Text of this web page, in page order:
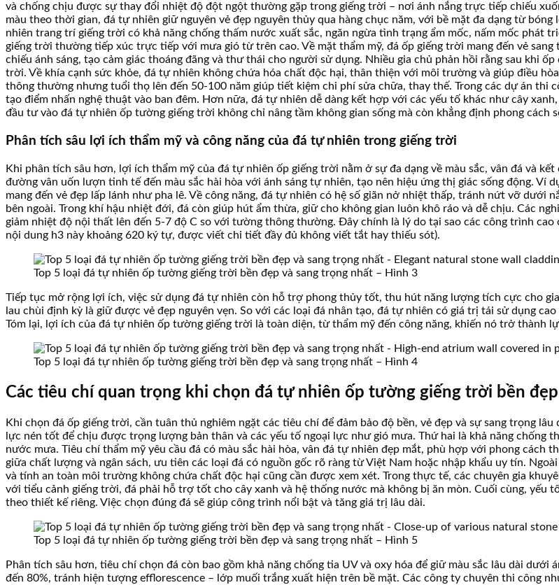
và chống chịu được sự thay đổi nhiệt độ đột ngột thường gặp trong giếng trời – nơi ánh nắng trực tiếp chiếu
màu theo thời gian, đá tự nhiên giữ nguyên vẻ đẹp nguyên thủy qua hàng chục năm, với bề mặt đa dạng từ
nhiên trang trí giếng trời có khả năng chống thấm nước xuất sắc, ngăn ngừa tình trạng ẩm mốc, nấm mốc
giếng trời thường tiếp xúc trực tiếp với mưa gió từ trên cao. Về mặt thẩm mỹ, đá ốp giếng trời mang đến vẻ
chiếu ánh sáng, tạo cảm giác thoáng đãng và thư thái cho người sử dụng. Nhiều gia chủ phản hồi rằng sau khi
trời. Về khía cạnh sức khỏe, đá tự nhiên không chứa hóa chất độc hại, thân thiện với môi trường và giúp điều
thông thường nhưng tuổi thọ lên đến 50-100 năm giúp tiết kiệm chi phí sửa chữa, thay thế. Trong các dự án thi
tạo điểm nhấn nghệ thuật vào ban đêm. Hơn nữa, đá tự nhiên dễ dàng kết hợp với các yếu tố khác như cây
đầu tư vào đá tự nhiên ốp tường giếng trời không chỉ nâng tầm không gian sống mà còn khẳng định phong cách
Phân tích sâu lợi ích thẩm mỹ và công năng của đá tự nhiên trong giếng trời
Khi phân tích sâu hơn, lợi ích thẩm mỹ của đá tự nhiên ốp giếng trời nằm ở sự đa dạng về màu sắc, vân đá và
đường vân uốn lượn tinh tế đến màu sắc hài hòa với ánh sáng tự nhiên, tạo nên hiệu ứng thị giác sống động. Ví
mang đến vẻ đẹp lấp lánh như pha lê. Về công năng, đá tự nhiên có hệ số giãn nở nhiệt thấp, tránh nứt vỡ dưới
bên ngoài. Trong khí hậu nhiệt đới, đá còn giúp hút ẩm thừa, giữ cho không gian luôn khô ráo và dễ chịu. Các
giảm nhiệt độ nội thất lên đến 5-7 độ C so với tường thông thường. Đây chính là lý do tại sao các công trình
nội dung h3 này khoảng 620 ký tự, được viết chi tiết đầy đủ không viết tắt hay thiếu sót).
Top 5 loại đá tự nhiên ốp tường giếng trời bền đẹp và sang trọng nhất – Hình 3
Tiếp tục mở rộng lợi ích, việc sử dụng đá tự nhiên còn hỗ trợ phong thủy tốt, thu hút năng lượng tích cực cho
lau chùi định kỳ là giữ được vẻ đẹp nguyên vẹn. So với các loại đá nhân tạo, đá tự nhiên có giá trị tái sử dụng
Tóm lại, lợi ích của đá tự nhiên ốp tường giếng trời là toàn diện, từ thẩm mỹ đến công năng, khiến nó trở thành
Top 5 loại đá tự nhiên ốp tường giếng trời bền đẹp và sang trọng nhất – Hình 4
Các tiêu chí quan trọng khi chọn đá tự nhiên ốp tường giếng trời bền
Khi chọn đá ốp giếng trời, cần tuân thủ nghiêm ngặt các tiêu chí để đảm bảo độ bền, vẻ đẹp và sự sang trọng
lực nén tốt để chịu được trọng lượng bản thân và các yếu tố ngoại lực như gió mưa. Thứ hai là khả năng
nước mưa. Tiêu chí thẩm mỹ yêu cầu đá có màu sắc hài hòa, vân đá tự nhiên đẹp mắt, phù hợp với phong cách
giữa chất lượng và ngân sách, ưu tiên các loại đá có nguồn gốc rõ ràng từ Việt Nam hoặc nhập khẩu uy tín.
và tính an toàn môi trường không chứa chất độc hại cũng cần được xem xét. Trong thực tế, các chuyên gia
với tiểu cảnh giếng trời, đá phải hỗ trợ tốt cho cây xanh và hệ thống nước mà không bị ăn mòn. Cuối cùng, yếu
theo thiết kế riêng. Việc chọn đúng đá sẽ giúp công trình nổi bật và tăng giá trị lâu dài.
Top 5 loại đá tự nhiên ốp tường giếng trời bền đẹp và sang trọng nhất – Hình 5
Phân tích sâu hơn, tiêu chí chọn đá còn bao gồm khả năng chống tia UV và oxy hóa để giữ màu sắc lâu dài
đến 80%, tránh hiện tượng efflorescence – lớp muối trắng xuất hiện trên bề mặt. Các công ty chuyên thi công